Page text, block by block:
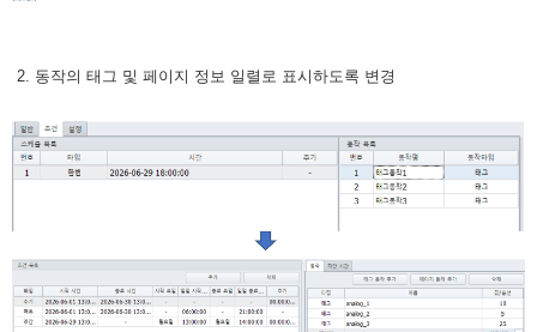
2. 동작의 태그 및 페이지 정보 일렬로 표시하도록 변경